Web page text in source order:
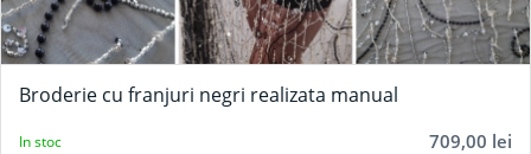
Broderie cu franjuri negri realizata manual
709,00 lei
In stoc